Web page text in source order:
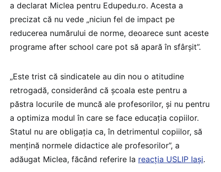
a declarat Miclea pentru Edupedu.ro. Acesta a
precizat că nu vede „niciun fel de impact pe
reducerea numărului de norme, deoarece sunt aceste
programe after school care pot să apară în sfârșit”.
„Este trist că sindicatele au din nou o atitudine
retrogadă, considerând că școala este pentru a
păstra locurile de muncă ale profesorilor, și nu pentru
a optimiza modul în care se face educația copiilor.
Statul nu are obligația ca, în detrimentul copiilor, să
mențină normele didactice ale profesorilor”, a
adăugat Miclea, făcând referire la reacția USLIP Iași.